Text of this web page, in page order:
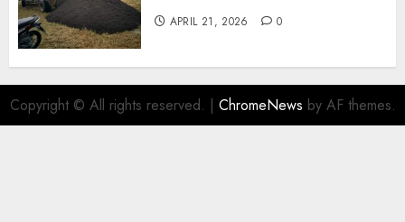
APRIL 21, 2026 0
Copyright © All rights reserved. | ChromeNews by AF themes.